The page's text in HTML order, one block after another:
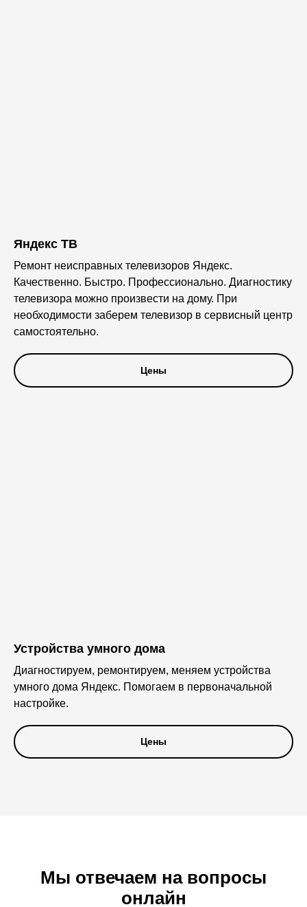
Яндекс ТВ
Ремонт неисправных телевизоров Яндекс.
Качественно. Быстро. Профессионально. Диагностику
телевизора можно произвести на дому. При
необходимости заберем телевизор в сервисный центр
самостоятельно.
Цены
Устройства умного дома
Диагностируем, ремонтируем, меняем устройства
умного дома Яндекс. Помогаем в первоначальной
настройке.
Цены
Мы отвечаем на вопросы
онлайн